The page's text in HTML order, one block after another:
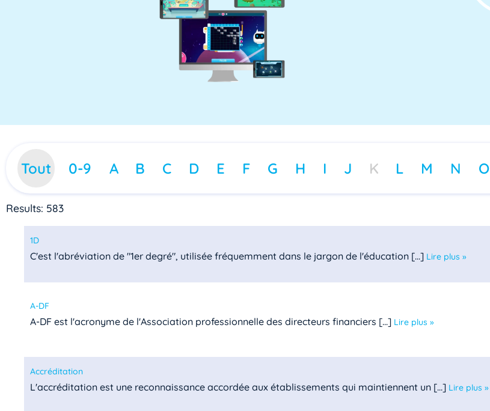
Tout 0-9 A B C D E F G H I J K L M N O
Results: 583
1D
C'est l'abréviation de "1er degré", utilisée fréquemment dans le jargon de l'éducation [...] Lire plus »
A-DF
A-DF est l'acronyme de l'Association professionnelle des directeurs financiers [...] Lire plus »
Accréditation
L'accréditation est une reconnaissance accordée aux établissements qui maintiennent un [...] Lire plus »